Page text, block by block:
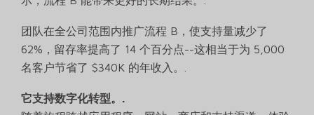
团队在全公司范围内推广流程 B，使支持量减少了
62%，留存率提高了 14 个百分点--这相当于为 5,000
名客户节省了 $340K 的年收入。.
它支持数字化转型。.